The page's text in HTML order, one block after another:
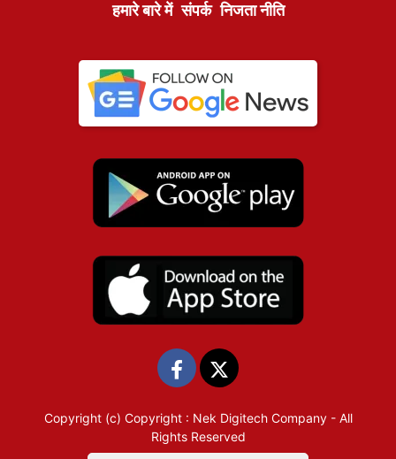
हमारे बारे में संपर्क निजता नीति
Copyright (c) Copyright : Nek Digitech Company- All
Rights Reserved